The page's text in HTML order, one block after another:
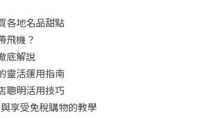
各地名品甜點
飛機？
底解說
靈活運用指南
聰明活用技巧
享受免稅購物的教學